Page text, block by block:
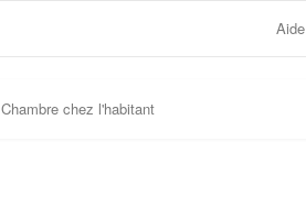
Aide
Chambre chez l'habitant